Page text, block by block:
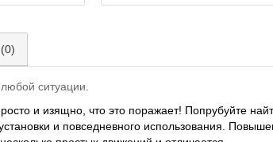
ситуации.
и изящно, что это поражает! Попрубуйте
и повседневного использования.